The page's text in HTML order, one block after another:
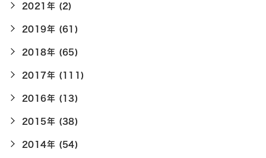
2021年 (2)
2019年 (61)
2018年 (65)
2017年 (111)
2016年 (13)
2015年 (38)
2014年 (54)